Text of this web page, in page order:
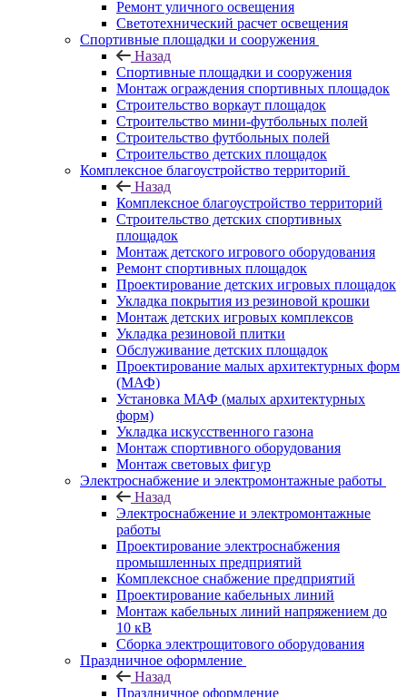
Ремонт уличного освещения
Светотехнический расчет освещения
Спортивные площадки и сооружения
Назад
Спортивные площадки и сооружения
Монтаж ограждения спортивных площадок
Строительство воркаут площадок
Строительство мини-футбольных полей
Строительство футбольных полей
Строительство детских площадок
Комплексное благоустройство территорий
Назад
Комплексное благоустройство территорий
Строительство детских спортивных
площадок
Монтаж детского игрового оборудования
Ремонт спортивных площадок
Проектирование детских игровых площадок
Укладка покрытия из резиновой крошки
Монтаж детских игровых комплексов
Укладка резиновой плитки
Обслуживание детских площадок
Проектирование малых архитектурных форм
(МАФ)
Установка МАФ (малых архитектурных
форм)
Укладка искусственного газона
Монтаж спортивного оборудования
Монтаж световых фигур
Электроснабжение и электромонтажные работы
Назад
Электроснабжение и электромонтажные
работы
Проектирование электроснабжения
промышленных предприятий
Комплексное снабжение предприятий
Проектирование кабельных линий
Монтаж кабельных линий напряжением до
10 кВ
Сборка электрощитового оборудования
Праздничное оформление
Назад
Праздничное оформление